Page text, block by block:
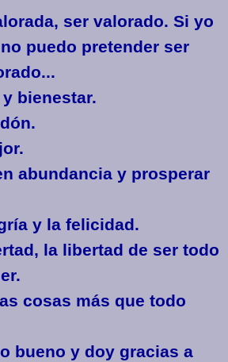
ser valorado. Si yo
puedo pretender ser
bienestar.
abundancia y prosperar
y la felicidad.
la libertad de ser todo
cosas más que todo
bueno y doy gracias a